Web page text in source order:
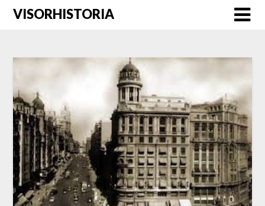
SaltarVISORHISTORIA